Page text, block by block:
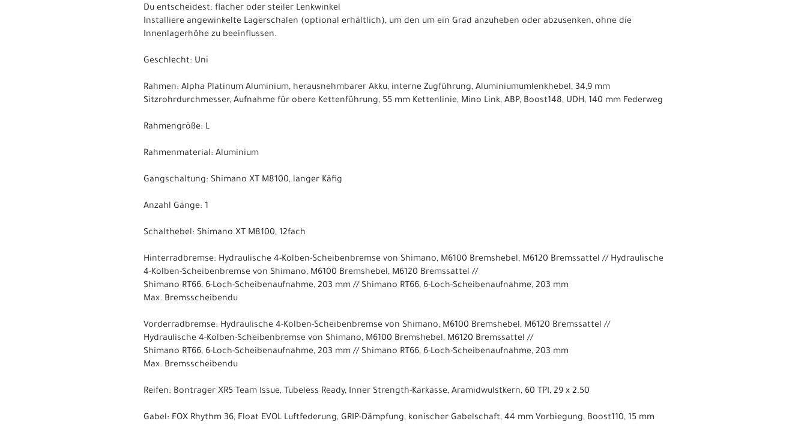
Du entscheidest: flacher oder steiler Lenkwinkel
Installiere angewinkelte Lagerschalen (optional erhältlich), um den um ein Grad anzuheben oder abzusenken, ohne die
Innenlagerhöhe zu beeinflussen.
Geschlecht: Uni
Rahmen: Alpha Platinum Aluminium, herausnehmbarer Akku, interne Zugführung, Aluminiumumlenkhebel, 34,9 mm
Sitzrohrdurchmesser, Aufnahme für obere Kettenführung, 55 mm Kettenlinie, Mino Link, ABP, Boost148, UDH, 140 mm Federweg
Rahmengröße: L
Rahmenmaterial: Aluminium
Gangschaltung: Shimano XT M8100, langer Käfig
Anzahl Gänge: 1
Schalthebel: Shimano XT M8100, 12fach
Hinterradbremse: Hydraulische 4-Kolben-Scheibenbremse von Shimano, M6100 Bremshebel, M6120 Bremssattel // Hydraulische
4-Kolben-Scheibenbremse von Shimano, M6100 Bremshebel, M6120 Bremssattel //
Shimano RT66, 6-Loch-Scheibenaufnahme, 203 mm // Shimano RT66, 6-Loch-Scheibenaufnahme, 203 mm
Max. Bremsscheibendu
Vorderradbremse: Hydraulische 4-Kolben-Scheibenbremse von Shimano, M6100 Bremshebel, M6120 Bremssattel //
Hydraulische 4-Kolben-Scheibenbremse von Shimano, M6100 Bremshebel, M6120 Bremssattel //
Shimano RT66, 6-Loch-Scheibenaufnahme, 203 mm // Shimano RT66, 6-Loch-Scheibenaufnahme, 203 mm
Max. Bremsscheibendu
Reifen: Bontrager XR5 Team Issue, Tubeless Ready, Inner Strength-Karkasse, Aramidwulstkern, 60 TPI, 29 x 2.50
Gabel: FOX Rhythm 36, Float EVOL Luftfederung, GRIP-Dämpfung, konischer Gabelschaft, 44 mm Vorbiegung, Boost110, 15 mm